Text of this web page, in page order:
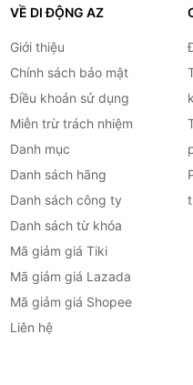
VỀ DI ĐỘNG AZ
Giới thiệu
Chính sách bảo mật
Điều khoản sử dụng
Miễn trừ trách nhiệm
Danh mục
Danh sách hãng
Danh sách công ty
Danh sách từ khóa
Mã giảm giá Tiki
Mã giảm giá Lazada
Mã giảm giá Shopee
Liên hệ